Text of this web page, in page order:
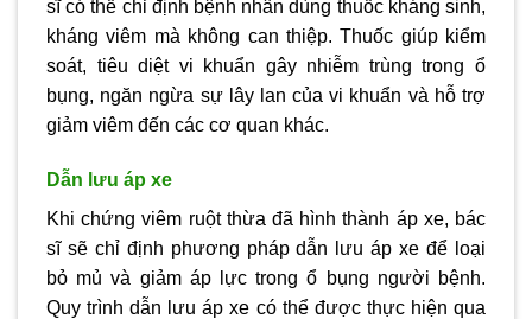
sĩ có thể chỉ định bệnh nhân dùng thuốc kháng sinh,
kháng viêm mà không can thiệp. Thuốc giúp kiểm
soát, tiêu diệt vi khuẩn gây nhiễm trùng trong ổ
bụng, ngăn ngừa sự lây lan của vi khuẩn và hỗ trợ
giảm viêm đến các cơ quan khác.
Dẫn lưu áp xe
Khi chứng viêm ruột thừa đã hình thành áp xe, bác
sĩ sẽ chỉ định phương pháp dẫn lưu áp xe để loại
bỏ mủ và giảm áp lực trong ổ bụng người bệnh.
Quy trình dẫn lưu áp xe có thể được thực hiện qua